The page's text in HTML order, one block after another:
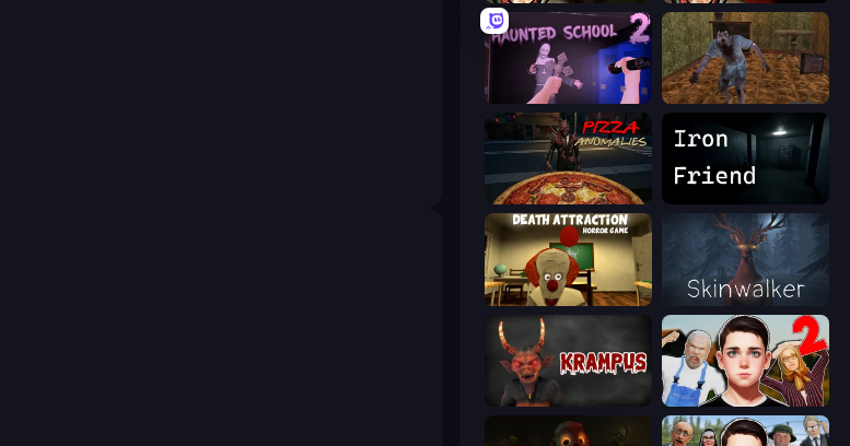
Haunted School 2 Creepy Granny Scream: Scary Freddy
Pizza Anomalies
Death Attraction: Horror Game Skinwalker
Krampus Schoolboy Escape 2